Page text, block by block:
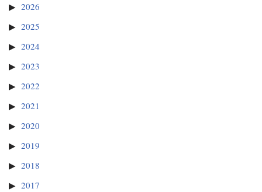
2026
2025
2024
2023
2022
2021
2020
2019
2018
2017